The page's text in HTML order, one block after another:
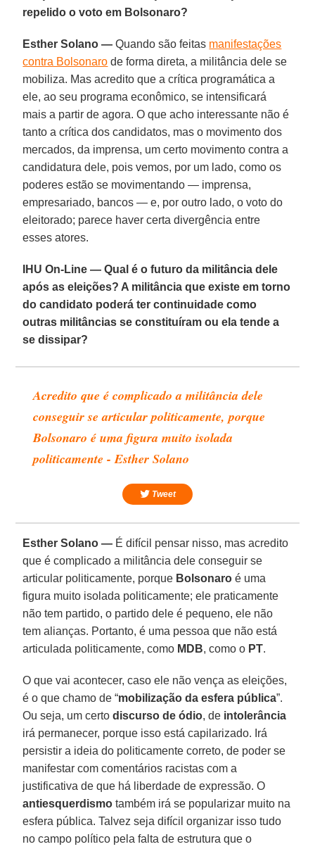
repelido o voto em Bolsonaro?
Esther Solano — Quando são feitas manifestações
contra Bolsonaro de forma direta, a militância dele se
mobiliza. Mas acredito que a crítica programática a
ele, ao seu programa econômico, se intensificará
mais a partir de agora. O que acho interessante não é
tanto a crítica dos candidatos, mas o movimento dos
mercados, da imprensa, um certo movimento contra a
candidatura dele, pois vemos, por um lado, como os
poderes estão se movimentando — imprensa,
empresariado, bancos — e, por outro lado, o voto do
eleitorado; parece haver certa divergência entre
esses atores.
IHU On-Line — Qual é o futuro da militância dele
após as eleições? A militância que existe em torno
do candidato poderá ter continuidade como
outras militâncias se constituíram ou ela tende a
se dissipar?
Acredito que é complicado a militância dele
conseguir se articular politicamente, porque
Bolsonaro é uma figura muito isolada
politicamente - Esther Solano
Tweet
Esther Solano — É difícil pensar nisso, mas acredito
que é complicado a militância dele conseguir se
articular politicamente, porque Bolsonaro é uma
figura muito isolada politicamente; ele praticamente
não tem partido, o partido dele é pequeno, ele não
tem alianças. Portanto, é uma pessoa que não está
articulada politicamente, como MDB, como o PT.
O que vai acontecer, caso ele não vença as eleições,
é o que chamo de “mobilização da esfera pública”.
Ou seja, um certodiscurso de ódio, de intolerância
irá permanecer, porque isso está capilarizado. Irá
persistir a ideia do politicamente correto, de poder se
manifestar com comentários racistas com a
justificativa de que há liberdade de expressão. O
antiesquerdismo também irá se popularizar muito na
esfera pública. Talvez seja difícil organizar isso tudo
no campo político pela falta de estrutura que o